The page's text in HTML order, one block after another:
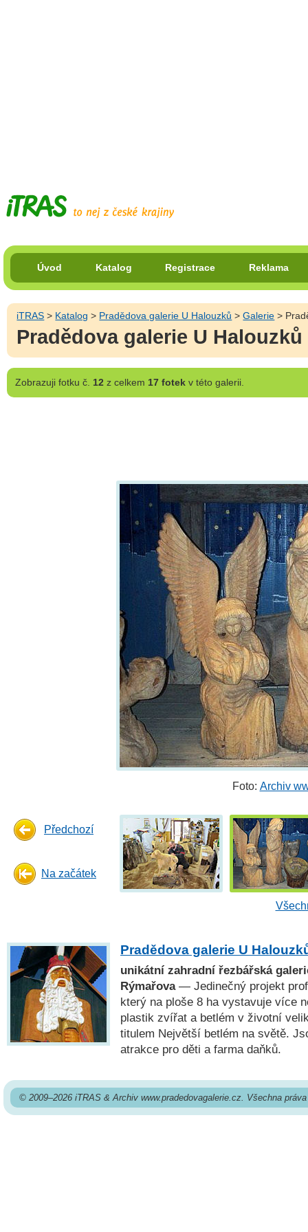
Úvod Katalog Registrace Reklama
iTRAS > Katalog > Pradědova galerie U Halouzků >Galerie >
Pradědova galerie U
Zobrazujifotku č. 12 z celkem 17 fotekv této galerii.
Foto: Archiv
Předchozí
Na začátek
Pradědova galerie U
unikátní zahradní řezbářská
Rýmařova— Jedinečný projekt
který na ploše 8 ha vystavuje více
plastik zvířat a betlém v životní
titulem Největší betlém na světě.
atrakce pro děti a farma daňků.
© 2009–2026 iTRAS & Archiv www.pradedovagalerie.cz. Všechna